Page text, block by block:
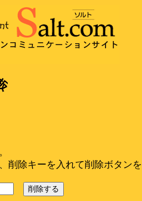
削除キーを入れて削除ボタン
削除する